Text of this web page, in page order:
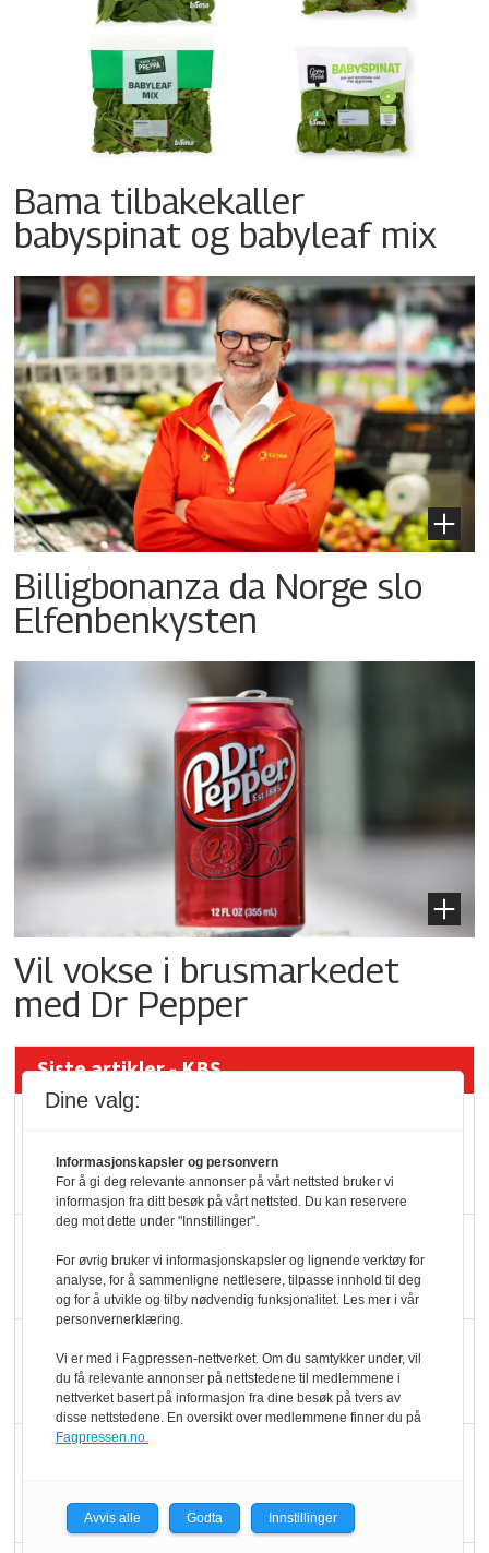
Bama tilbakekaller
babyspinat og babyleaf mix
Billigbonanza da Norge slo
Elfenbenkysten
Vil vokse i brusmarkedet
med Dr Pepper
Siste artikler - KBS
pris når elbilister
velger ladestopp
Ti bensinstasjoner
legger ned hver måned
Potetball, kylling og 98
oktan
serveringstilbud
Dine valg:
Informasjonskapsler og personvern
For å gi deg relevante annonser på vårt nettsted bruker vi
informasjon fra ditt besøk på vårt nettsted. Du kan reservere
deg mot dette under "Innstillinger".
For øvrig bruker vi informasjonskapsler og lignende verktøy for
analyse, for å sammenligne nettlesere, tilpasse innhold til deg
og for å utvikle og tilby nødvendig funksjonalitet. Les mer i vår
personvernerklæring.
Vi er med i Fagpressen-nettverket. Om du samtykker under, vil
du få relevante annonser på nettstedene til medlemmene i
nettverket basert på informasjon fra dine besøk på tvers av
disse nettstedene. En oversikt over medlemmene finner du på
Fagpressen.no.
Avvis alle Godta Innstillinger